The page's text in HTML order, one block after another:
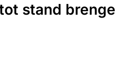
stand